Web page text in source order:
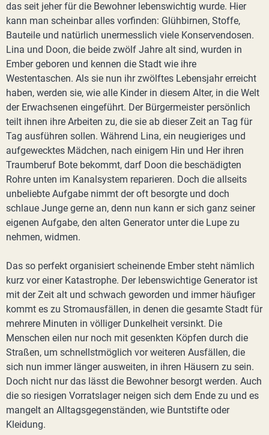
das seit jeher für die Bewohner lebenswichtig wurde. Hier
kann man scheinbar alles vorfinden: Glühbirnen, Stoffe,
Bauteile und natürlich unermesslich viele Konservendosen.
Lina und Doon, die beide zwölf Jahre alt sind, wurden in
Ember geboren und kennen die Stadt wie ihre
Westentaschen. Als sie nun ihr zwölftes Lebensjahr erreicht
haben, werden sie, wie alle Kinder in diesem Alter, in die Welt
der Erwachsenen eingeführt. Der Bürgermeister persönlich
teilt ihnen ihre Arbeiten zu, die sie ab dieser Zeit an Tag für
Tag ausführen sollen. Während Lina, ein neugieriges und
aufgewecktes Mädchen, nach einigem Hin und Her ihren
Traumberuf Bote bekommt, darf Doon die beschädigten
Rohre unten im Kanalsystem reparieren. Doch die allseits
unbeliebte Aufgabe nimmt der oft besorgte und doch
schlaue Junge gerne an, denn nun kann er sich ganz seiner
eigenen Aufgabe, den alten Generator unter die Lupe zu
nehmen, widmen.
Das so perfekt organisiert scheinende Ember steht nämlich
kurz vor einer Katastrophe. Der lebenswichtige Generator ist
mit der Zeit alt und schwach geworden und immer häufiger
kommt es zu Stromausfällen, in denen die gesamte Stadt für
mehrere Minuten in völliger Dunkelheit versinkt. Die
Menschen eilen nur noch mit gesenkten Köpfen durch die
Straßen, um schnellstmöglich vor weiteren Ausfällen, die
sich nun immer länger ausweiten, in ihren Häusern zu sein.
Doch nicht nur das lässt die Bewohner besorgt werden. Auch
die so riesigen Vorratslager neigen sich dem Ende zu und es
mangelt an Alltagsgegenständen, wie Buntstifte oder
Kleidung.